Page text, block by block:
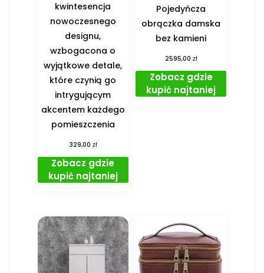
kwintesencja
nowoczesnego
designu,
wzbogacona o
wyjątkowe detale,
które czynią go
intrygującym
akcentem każdego
pomieszczenia
329,00 zł
Zobacz gdzie
kupić najtaniej
Pojedyńcza
obrączka damska
bez kamieni
2595,00 zł
Zobacz gdzie
kupić najtaniej